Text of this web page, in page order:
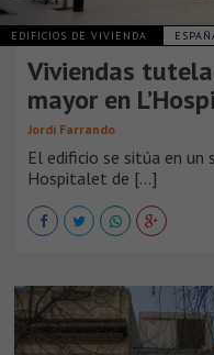
EDIFICIOS DE VIVIENDA
Viviendas
mayor en
Jordi Farrando
El edificio se sitúa en
Hospitalet de [...]